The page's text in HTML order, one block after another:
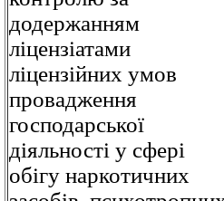
додержанням
ліцензіатами
ліцензійних умов
провадження
господарської
діяльності у сфері
обігу наркотичних